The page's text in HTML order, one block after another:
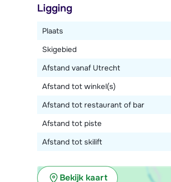
toilet.
Ligging
Plaats
Skigebied
Afstand vanaf Utrecht
Afstand tot winkel(s)
Afstand tot restaurant of bar
Afstand tot piste
Afstand tot skilift
Bekijk kaart